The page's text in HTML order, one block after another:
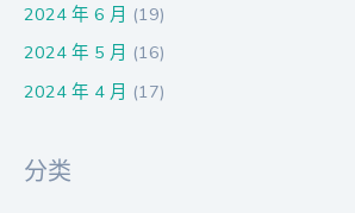
2024 年 6 月 (19)
2024 年 5 月 (16)
2024 年 4 月 (17)
分类